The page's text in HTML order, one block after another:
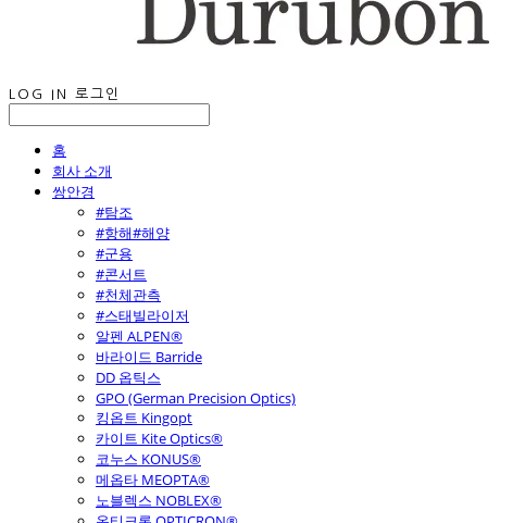
LOG IN 로그인
홈
회사 소개
쌍안경
#탐조
#항해#해양
#군용
#콘서트
#천체관측
#스태빌라이저
알펜 ALPEN®
바라이드 Barride
DD 옵틱스
GPO (German Precision Optics)
킹옵트 Kingopt
카이트 Kite Optics®
코누스 KONUS®
메옵타 MEOPTA®
노블렉스 NOBLEX®